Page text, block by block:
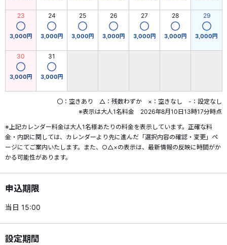
23
◯
3,000円
24
◯
3,000円
25
◯
3,000円
26
◯
3,000円
27
◯
3,000円
28
◯
3,000円
29
◯
3,000円
30
◯
3,000円
31
◯
3,000円
〇：空きあり △：残数わずか ×：空きなし -：設定なし
※表示は大人1名料金 2026年8月10日13時17分時点
※上記カレンダー料金は大人1名様あたりの料金を表示しています。正確な料
金・内訳に関しては、カレンダーより先に進んだ「選択内容の確認・変更」ペ
ージにてご案内いたします。また、○△×の表示は、最新情報の反映に時間がか
かる可能性があります。
申込期限
当日 15:00
設定期間